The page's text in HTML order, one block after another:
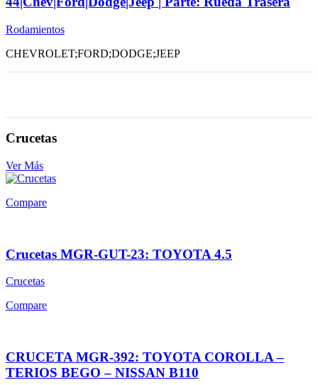
Rodamientos
CHEVROLET;FORD;DODGE;JEEP
Crucetas
Ver Más
Compare
Crucetas MGR-GUT-23: TOYOTA 4.5
Crucetas
Compare
CRUCETA MGR-392: TOYOTA COROLLA –
TERIOS BEGO – NISSAN B110